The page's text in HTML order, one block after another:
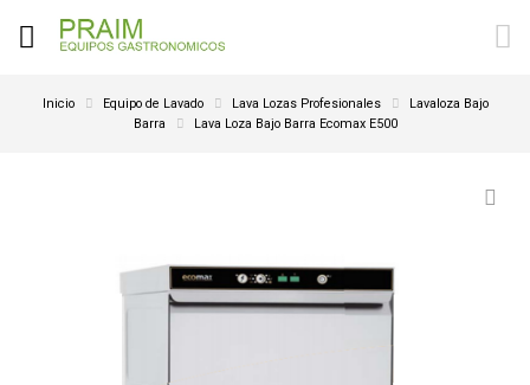
Inicio Equipo de Lavado Lava Lozas Profesionales
Lavaloza Bajo
Barra
Lava Loza Bajo Barra Ecomax E500